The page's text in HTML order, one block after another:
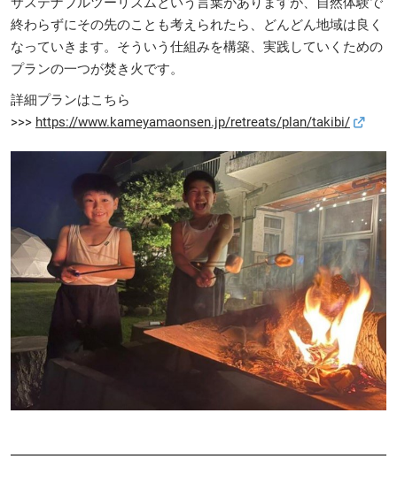
終わらずにその先のことも考えられたら、どんどん地域は良く
なっていきます。そういう仕組みを構築、実践していくための
プランの一つが焚き火です。
詳細プランはこちら
>>> https://www.kameyamaonsen.jp/retreats/plan/takibi/